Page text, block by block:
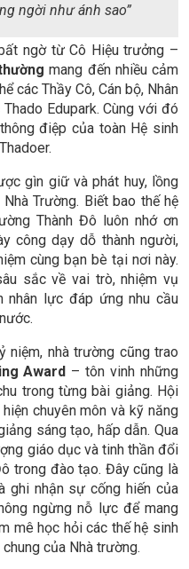
ngời như ánh sao”
ngờ từ Cô Hiệu trưởng –
mang đến nhiều cảm
các Thầy Cô, Cán bộ, Nhân
Edupark. Cùng với đó
điệp của toàn Hệ sinh
gìn giữ và phát huy, lồng
Trường. Biết bao thế hệ
Thành Đô luôn nhớ ơn
công dạy dỗ thành người,
cùng bạn bè tại nơi này.
sắc về vai trò, nhiệm vụ
nhân lực đáp ứng nhu cầu
niệm, nhà trường cũng trao
Award – tôn vinh những
trong từng bài giảng. Hội
chuyên môn và kỹ năng
sáng tạo, hấp dẫn. Qua
giáo dục và tinh thần đổi
trong đào tạo. Đây cũng là
ghi nhận sự cống hiến của
ngừng nỗ lực để mang
mê học hỏi các thế hệ sinh
của Nhà trường.